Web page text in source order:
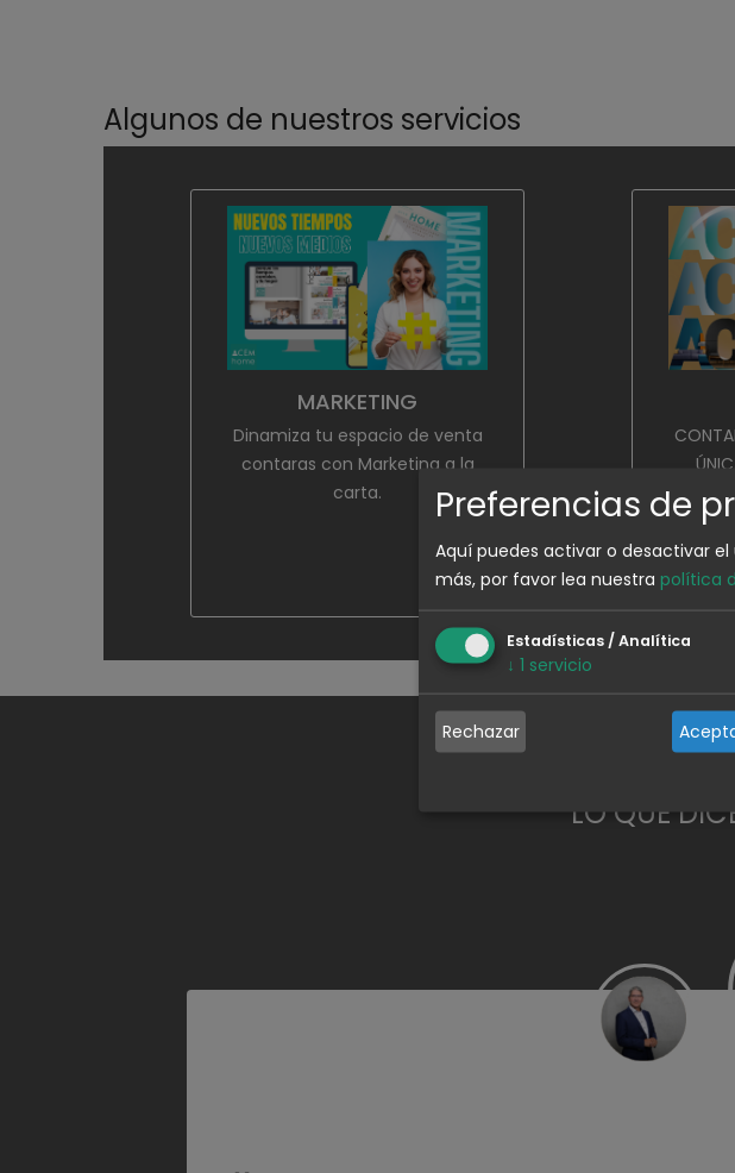
Algunos de nuestros servicios
MARKETING
Dinamiza tu espacio de venta
contaras con Marketing a la
carta.
LO QUE
Preferencias de
Aquí puedes activar o desactivar
más, por favor lea nuestra política
Estadísticas / Analítica
↓ 1 servicio
Rechazar